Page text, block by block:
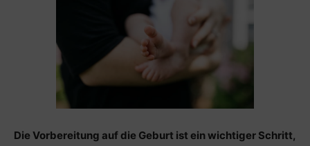
Die Vorbereitung auf die Geburt ist ein wichtiger Schritt,